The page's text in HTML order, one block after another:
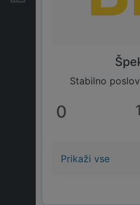
Stabilno
0
Prikaži vse